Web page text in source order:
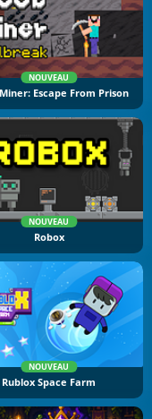
NOUVEAU
Escape From Prison
NOUVEAU
Robox
NOUVEAU
Rublox Space Farm